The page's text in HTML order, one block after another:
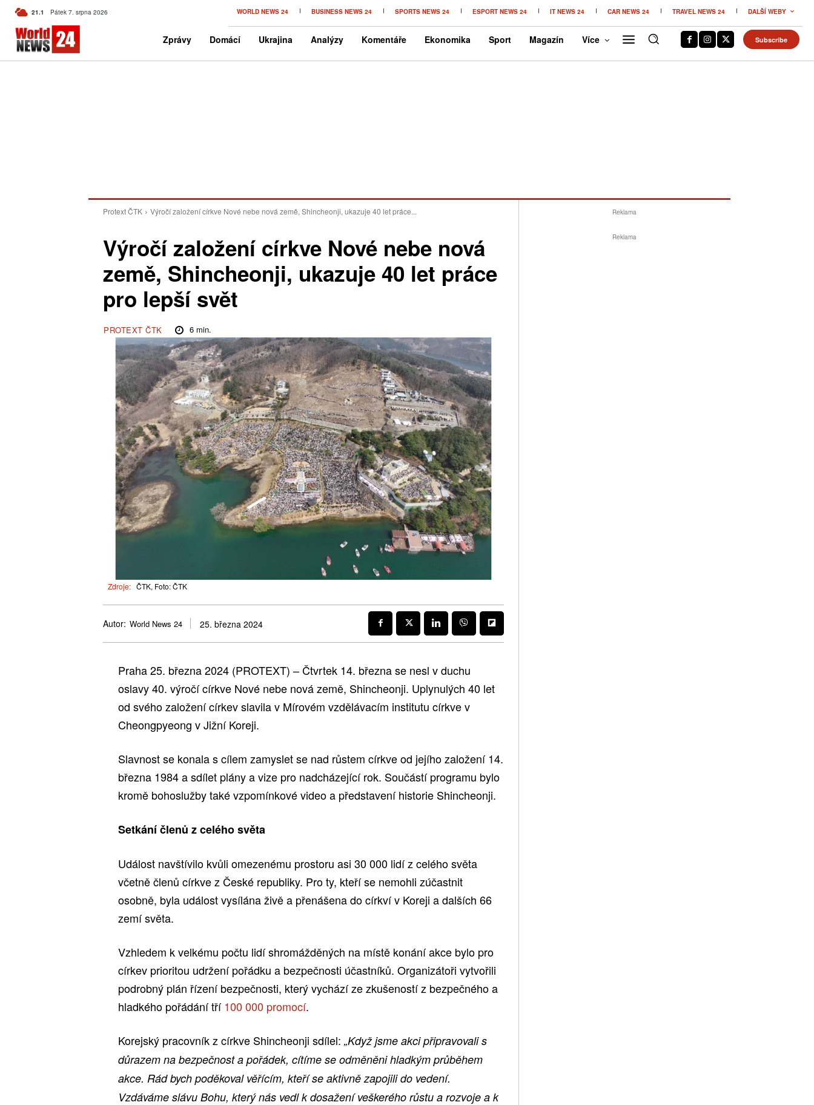
21.1 C Czech
Pátek 7. srpna 2026 WORLD NEWS 24 BUSINESS NEWS 24 SPORTS NEWS 24 ESPORT NEWS 24 IT NEWS 24 CAR NEWS 24 TRAVEL NEWS 24 DALŠÍ WEBY
Zprávy Domácí Ukrajina Analýzy Komentáře Ekonomika Sport Magazín Více Subscribe
Protext ČTK Výročí založení církve Nové nebe nová země, Shincheonji, ukazuje 40 let práce...
Výročí založení církve Nové nebe nová
země, Shincheonji, ukazuje 40 let práce
pro lepší svět
PROTEXT ČTK 6min.
Zdroje: ČTK, Foto: ČTK
Autor: World News 24 25. března 2024
Praha 25. března 2024 (PROTEXT) – Čtvrtek 14. března se nesl v duchu
oslavy 40. výročí církve Nové nebe nová země, Shincheonji. Uplynulých 40 let
od svého založení církev slavila v Mírovém vzdělávacím institutu církve v
Cheongpyeong v Jižní Koreji.
Slavnost se konala s cílem zamyslet se nad růstem církve od jejího založení 14.
března 1984 a sdílet plány a vize pro nadcházející rok. Součástí programu bylo
kromě bohoslužby také vzpomínkové video a představení historie Shincheonji.
Setkání členů z celého světa
Událost navštívilo kvůli omezenému prostoru asi 30 000 lidí z celého světa
včetně členů církve z České republiky. Pro ty, kteří se nemohli zúčastnit
osobně, byla událost vysílána živě a přenášena do církví v Koreji a dalších 66
zemí světa.
Vzhledem k velkému počtu lidí shromážděných na místě konání akce bylo pro
církev prioritou udržení pořádku a bezpečnosti účastníků. Organizátoři vytvořili
podrobný plán řízení bezpečnosti, který vychází ze zkušeností z bezpečného a
hladkého pořádání tří100 000 promocí.
Korejský pracovník z církve Shincheonji sdílel: „Když jsme akci připravovali s
důrazem na bezpečnost a pořádek, cítíme se odměněni hladkým průběhem
akce. Rád bych poděkoval věřícím, kteří se aktivně zapojili do vedení.
Vzdáváme slávu Bohu, který nás vedl k dosažení veškerého růstu a rozvoje a k
Reklama
Reklama